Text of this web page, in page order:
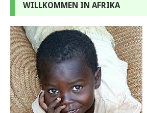
WILLKOMMEN IN AFRIKA